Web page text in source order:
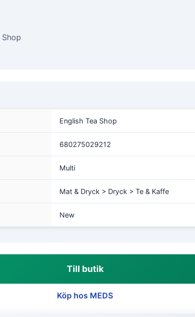
English Tea Shop
680275029212
Multi
Mat & Dryck > Dryck > Te & Kaffe
New
Till butik
Köp hos MEDS